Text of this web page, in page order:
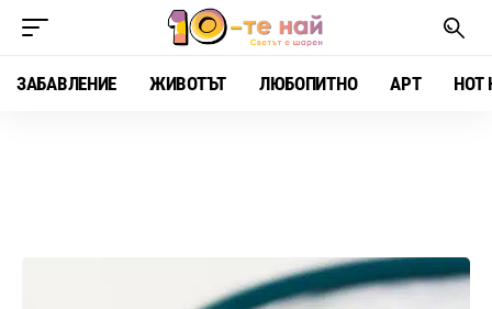
ЗАБАВЛЕНИЕ ЖИВОТЪТ ЛЮБОПИТНО АРТ HOT